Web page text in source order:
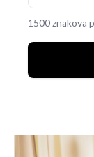
1500 znakova